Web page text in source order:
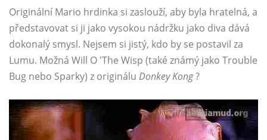
Originální Mario hrdinka si zaslouží, aby byla hratelná, a
představovat si ji jako vysokou nádržku jako diva dává
dokonalý smysl. Nejsem si jistý, kdo by se postavil za
Lumu. Možná Will O 'The Wisp (také známý jako Trouble
Bug nebo Sparky) z originálu Donkey Kong?